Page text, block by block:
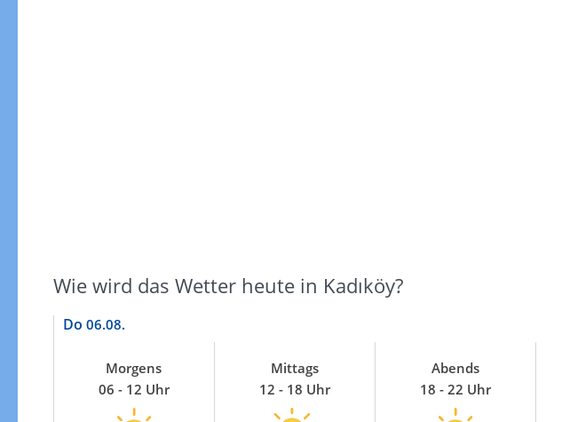
Wie wird das Wetter heute in Kadıköy?
Do 06.08.
Morgens
06 - 12 Uhr
Mittags
12 - 18 Uhr
Abends
18 - 22 Uhr